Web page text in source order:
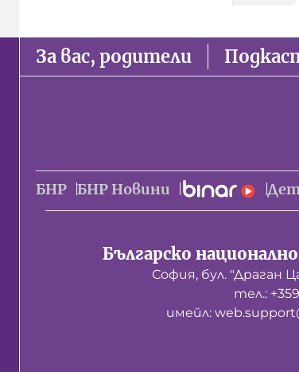
За вас, родители
БНР БНР Новини
Българско
София, бул. "Драган
тел.:
имейл: